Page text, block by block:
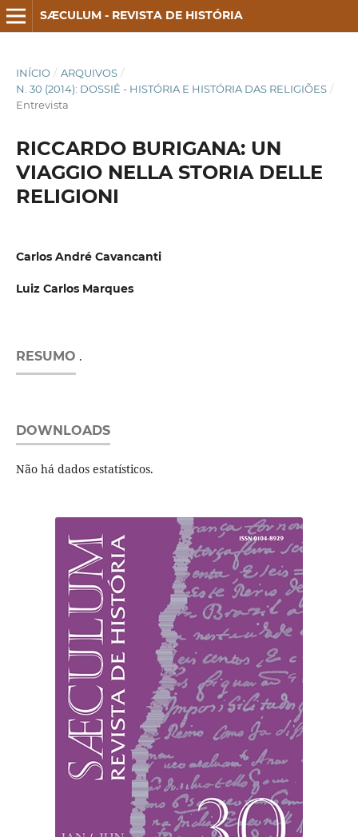
SÆCULUM - REVISTA DE HISTÓRIA
INÍCIO / ARQUIVOS /
N. 30 (2014): DOSSIÊ - HISTÓRIA E HISTÓRIA DAS RELIGIÕES /
Entrevista
RICCARDO BURIGANA: UN
VIAGGIO NELLA STORIA DELLE
RELIGIONI
Carlos André Cavancanti
Luiz Carlos Marques
RESUMO .
DOWNLOADS
Não há dados estatísticos.